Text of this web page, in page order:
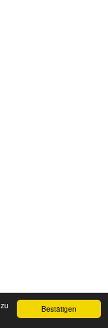
Bestätigen